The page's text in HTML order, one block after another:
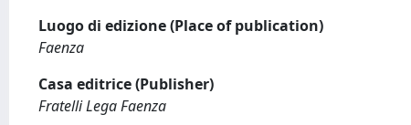
Luogo di edizione (Place of publication)
Faenza
Casa editrice (Publisher)
Fratelli Lega Faenza